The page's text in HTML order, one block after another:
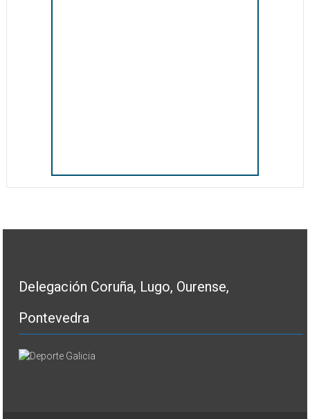
Delegación Coruña, Lugo, Ourense,
Pontevedra